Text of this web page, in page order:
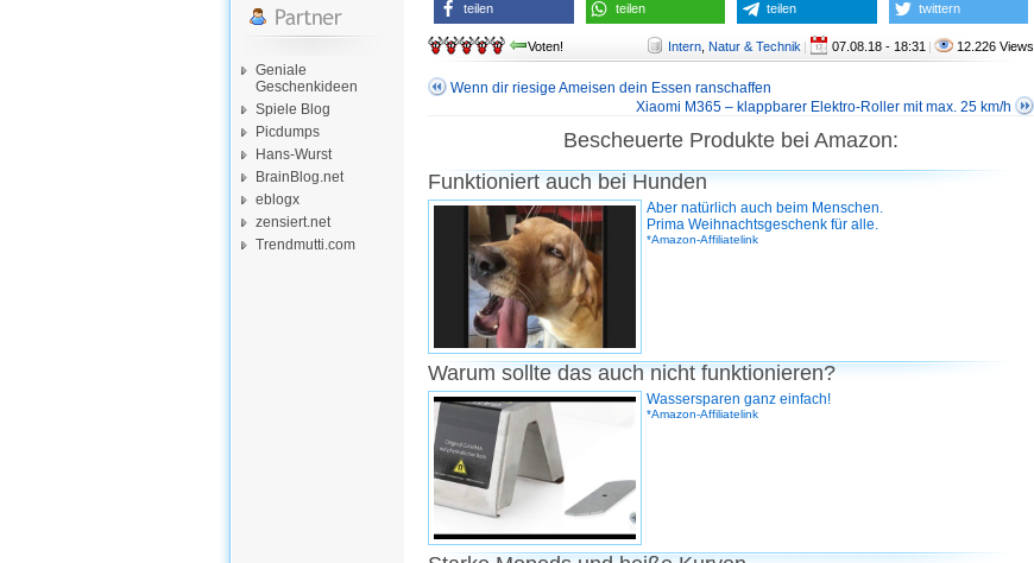
Geniale
Geschenkideen
Spiele Blog
Picdumps
Hans-Wurst
BrainBlog.net
eblogx
zensiert.net
Trendmutti.com
teilen teilen teilen twittern
Voten! Intern Natur & Technik | 07.08.18 - 18:31 | 12.226 Views
Wenn dir riesige Ameisen dein Essen ranschaffen
Xiaomi M365 – klappbarer Elektro-Roller mit max. 25 km/h
Bescheuerte Produkte bei Amazon:
Funktioniert auch bei Hunden
Aber natürlich auch beim Menschen.
Prima Weihnachtsgeschenk für alle.
*Amazon-Affiliatelink
Warum sollte das auch nicht funktionieren?
Wassersparen ganz einfach!
*Amazon-Affiliatelink